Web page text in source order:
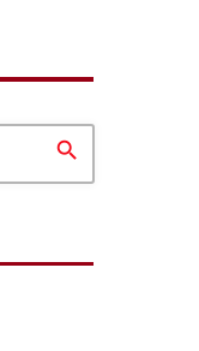
search